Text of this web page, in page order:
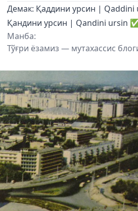
Демак: Қаддини урсин | Qaddini
Қандини урсин | Qandini ursin
Манба:
Тўғри ёзамиз — мутахассис